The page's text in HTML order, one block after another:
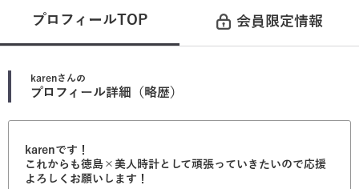
プロフィールTOP 会員限定情報
karenさんの
プロフィール詳細（略歴）
karenです！
これからも徳島×美人時計として頑張っていきたいので応援
よろしくお願いします！